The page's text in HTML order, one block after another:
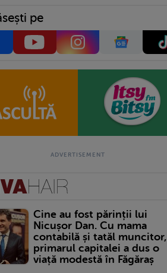
pe
Cine au fost părinții lui
Nicușor Dan. Cu mama
contabilă și tatăl muncitor,
primarul capitalei a dus o
viață modestă în Făgăraș